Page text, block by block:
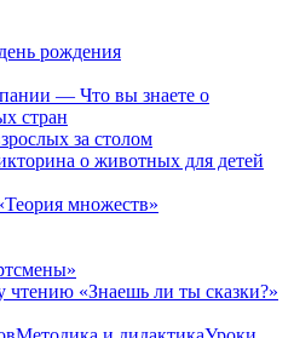
рождения
— Что вы знаете о
стран
за столом
о животных для детей
множеств»
чтению «Знаешь ли ты сказки?»